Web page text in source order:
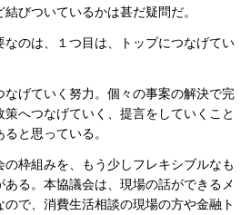
びついているかは甚だ疑問だ。
なのは、１つ目は、トップにつなげてい
なげていく努力。個々の事案の解決で完
へつなげていく、提言をしていくこと
と思っている。
の枠組みを、もう少しフレキシブルなも
る。本協議会は、現場の話ができるメ
ので、消費生活相談の現場の方や金融ト